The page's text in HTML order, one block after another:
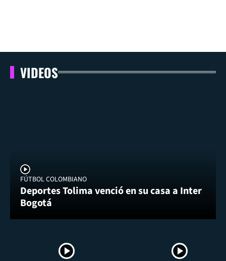
VIDEOS
FÚTBOL COLOMBIANO
Deportes Tolima venció en su casa a Inter
Bogotá